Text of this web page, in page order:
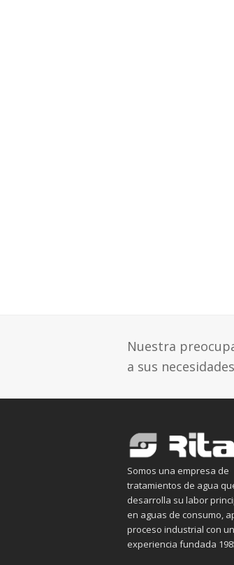
Nuestra
a sus
Somos una empresa de
tratamientos de agua
desarrolla su labor
en aguas de consumo,
proceso industrial con
experiencia fundada